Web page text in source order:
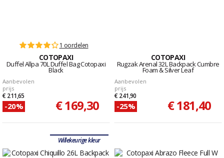
1 oordelen
COTOPAXI
Duffel Allpa 70L Duffel Bag Cotopaxi
Black
Aanbevolen
prijs
€ 211,65
-20% € 169,30
COTOPAXI
Rugzak Arenal 32L Backpack Cumbre
Foam & Silver Leaf
Aanbevolen
prijs
€ 241,90
-25% € 181,40
Willekeurige kleur